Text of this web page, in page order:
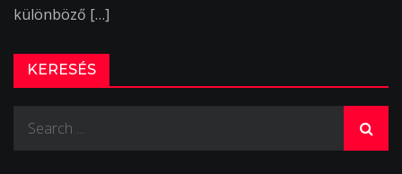
különböző […]
KERESÉS